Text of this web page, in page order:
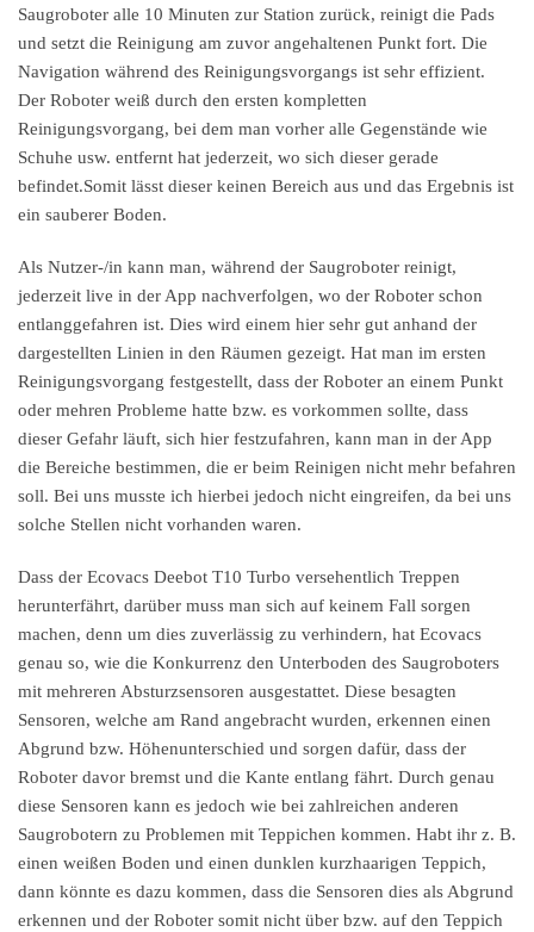
Saugroboter alle 10 Minuten zur Station zurück, reinigt die Pads
und setzt die Reinigung am zuvor angehaltenen Punkt fort. Die
Navigation während des Reinigungsvorgangs ist sehr effizient.
Der Roboter weiß durch den ersten kompletten
Reinigungsvorgang, bei dem man vorher alle Gegenstände wie
Schuhe usw. entfernt hat jederzeit, wo sich dieser gerade
befindet.Somit lässt dieser keinen Bereich aus und das Ergebnis ist
ein sauberer Boden.
Als Nutzer-/in kann man, während der Saugroboter reinigt,
jederzeit live in der App nachverfolgen, wo der Roboter schon
entlanggefahren ist. Dies wird einem hier sehr gut anhand der
dargestellten Linien in den Räumen gezeigt. Hat man im ersten
Reinigungsvorgang festgestellt, dass der Roboter an einem Punkt
oder mehren Probleme hatte bzw. es vorkommen sollte, dass
dieser Gefahr läuft, sich hier festzufahren, kann man in der App
die Bereiche bestimmen, die er beim Reinigen nicht mehr befahren
soll. Bei uns musste ich hierbei jedoch nicht eingreifen, da bei uns
solche Stellen nicht vorhanden waren.
Dass der Ecovacs Deebot T10 Turbo versehentlich Treppen
herunterfährt, darüber muss man sich auf keinem Fall sorgen
machen, denn um dies zuverlässig zu verhindern, hat Ecovacs
genau so, wie die Konkurrenz den Unterboden des Saugroboters
mit mehreren Absturzsensoren ausgestattet. Diese besagten
Sensoren, welche am Rand angebracht wurden, erkennen einen
Abgrund bzw. Höhenunterschied und sorgen dafür, dass der
Roboter davor bremst und die Kante entlang fährt. Durch genau
diese Sensoren kann es jedoch wie bei zahlreichen anderen
Saugrobotern zu Problemen mit Teppichen kommen. Habt ihr z. B.
einen weißen Boden und einen dunklen kurzhaarigen Teppich,
dann könnte es dazu kommen, dass die Sensoren dies als Abgrund
erkennen und der Roboter somit nicht über bzw. auf den Teppich